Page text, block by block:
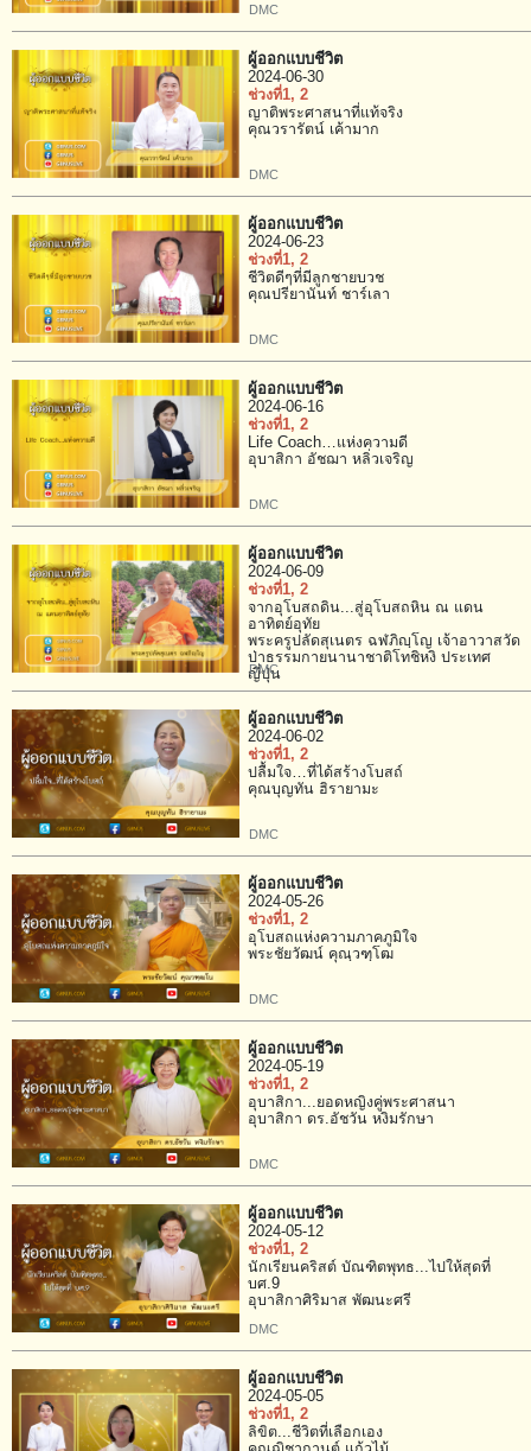
DMC
ผู้ออกแบบชีวิต
2024-06-30
ช่วงที่1, 2
ญาติพระศาสนาที่แท้จริง
คุณวรารัตน์ เค้ามาก
DMC
ผู้ออกแบบชีวิต
2024-06-23
ช่วงที่1, 2
ชีวิตดีๆที่มีลูกชายบวช
คุณปรียานันท์ ชาร์เลา
DMC
ผู้ออกแบบชีวิต
2024-06-16
ช่วงที่1, 2
Life Coach…แห่งความดี
อุบาสิกา อัชฌา หลิ่วเจริญ
DMC
ผู้ออกแบบชีวิต
2024-06-09
ช่วงที่1, 2
จากอุโบสถดิน...สู่อุโบสถหิน ณ แดน
อาทิตย์อุทัย
พระครูปลัดสุเนตร ฉฬภิญฺโญ เจ้าอาวาสวัด
ป่าธรรมกายนานาชาติโทชิหงิ ประเทศ
ญี่ปุ่น
DMC
ผู้ออกแบบชีวิต
2024-06-02
ช่วงที่1, 2
ปลื้มใจ…ที่ได้สร้างโบสถ์
คุณบุญทัน ฮิรายามะ
DMC
ผู้ออกแบบชีวิต
2024-05-26
ช่วงที่1, 2
อุโบสถแห่งความภาคภูมิใจ
พระชัยวัฒน์ คุณฺวฑฺโฒ
DMC
ผู้ออกแบบชีวิต
2024-05-19
ช่วงที่1, 2
อุบาสิกา...ยอดหญิงคู่พระศาสนา
อุบาสิกา ดร.อัชวัน หงิมรักษา
DMC
ผู้ออกแบบชีวิต
2024-05-12
ช่วงที่1, 2
นักเรียนคริสต์ บัณฑิตพุทธ...ไปให้สุดที่
บศ.9
อุบาสิกาศิริมาส พัฒนะศรี
DMC
ผู้ออกแบบชีวิต
2024-05-05
ช่วงที่1, 2
ลิขิต...ชีวิตที่เลือกเอง